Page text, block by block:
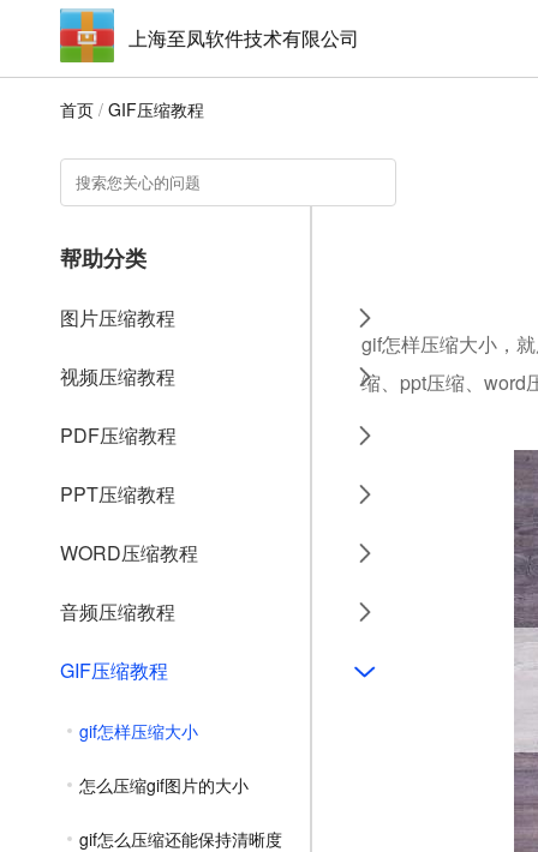
上海至凤软件技术有限公司
首页 / GIF压缩教程
帮助分类
图片压缩教程
视频压缩教程
PDF压缩教程
PPT压缩教程
WORD压缩教程
音频压缩教程
GIF压缩教程
gif怎样压缩大小
怎么压缩gif图片的大小
gif怎么压缩还能保持清晰度
gif怎样压缩大小，
缩、ppt压缩、word